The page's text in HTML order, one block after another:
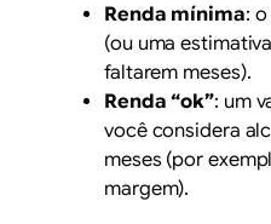
Renda mínima:
(ou uma
faltarem meses).
Renda “ok”: um
você considera
meses (por
margem).